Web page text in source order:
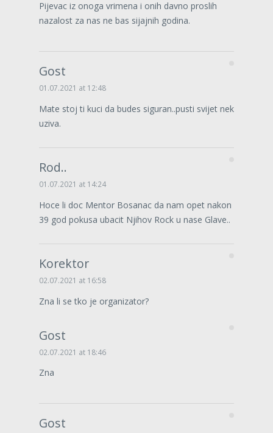
Pijevac iz onoga vrimena i onih davno proslih
nazalost za nas ne bas sijajnih godina.
Gost
01.07.2021 at 12:48
Mate stoj ti kuci da budes siguran..pusti svijet nek
uziva.
Rod..
01.07.2021 at 14:24
Hoce li doc Mentor Bosanac da nam opet nakon
39 god pokusa ubacit Njihov Rock u nase Glave..
Korektor
02.07.2021 at 16:58
Zna li se tko je organizator?
Gost
02.07.2021 at 18:46
Zna
Gost